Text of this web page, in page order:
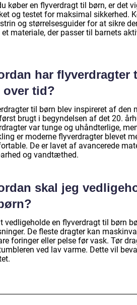
køber en flyverdragt til børn, er det
og testet for maksimal sikkerhed.
og størrelsesguider for at sikre
et materiale, der passer til barnets
har
over tid?
til børn blev inspireret af
brugt i begyndelsen af det 20.
var tunge og uhåndterlige,
er moderne flyverdragter blevet
De er lavet af avancerede
og vandtæthed.
skal jeg
vedligeholde en flyverdragt til børn
De fleste dragter kan
foringer eller pelse før vask. Tør
ved lav varme. Dette vil